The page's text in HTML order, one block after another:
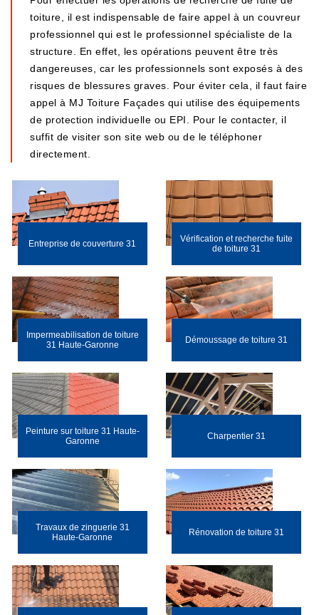
toiture, il est indispensable de faire appel à un couvreur
professionnel qui est le professionnel spécialiste de la
structure. En effet, les opérations peuvent être très
dangereuses, car les professionnels sont exposés à des
risques de blessures graves. Pour éviter cela, il faut faire
appel à MJ Toiture Façades qui utilise des équipements
de protection individuelle ou EPI. Pour le contacter, il
suffit de visiter son site web ou de le téléphoner
directement.
Entreprise de couverture 31
Vérification et recherche fuite
de toiture 31
Impermeabilisation de toiture
31 Haute-Garonne
Démoussage de toiture 31
Peinture sur toiture 31 Haute-
Garonne
Charpentier 31
Travaux de zinguerie 31
Haute-Garonne
Rénovation de toiture 31